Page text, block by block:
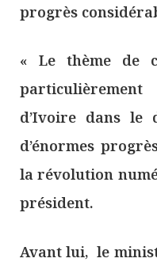
progrès
« Le thème de
d’Ivoire dans le
d’énormes
la révolution
président.
Avant lui, le